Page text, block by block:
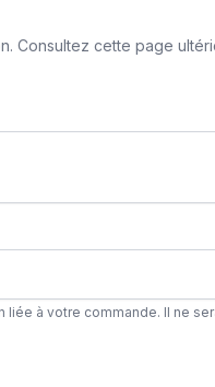
cette page
à votre commande. Il ne